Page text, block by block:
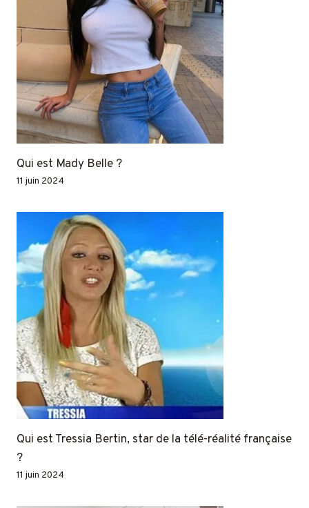
Qui est Mady Belle ?
11 juin 2024
Qui est Tressia Bertin, star de la télé-réalité française
?
11 juin 2024